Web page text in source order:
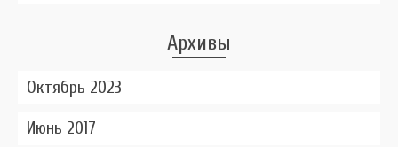
Архивы
Октябрь 2023
Июнь 2017